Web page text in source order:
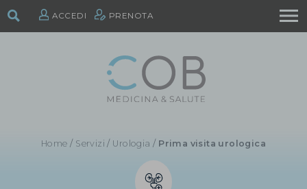
ACCEDI PRENOTA
Home / Servizi / Urologia / Prima visita urologica